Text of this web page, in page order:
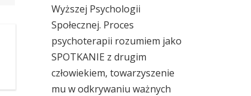
Wyższej Psychologii
Społecznej. Proces
psychoterapii rozumiem jako
SPOTKANIE z drugim
człowiekiem, towarzyszenie
mu w odkrywaniu ważnych